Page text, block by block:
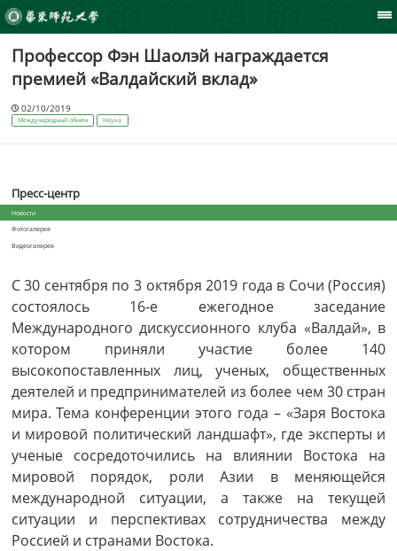
Профессор Фэн Шаолэй награждается
премией «Валдайский вклад»
02/10/2019
Международный обмен Наука
Пресс-центр
Новости
Фотогалерея
Видеогалерея
С 30 сентября по 3 октября 2019 года в Сочи (Россия)
состоялось 16-е ежегодное заседание
Международного дискуссионного клуба «Валдай», в
котором приняли участие более 140
высокопоставленных лиц, ученых, общественных
деятелей и предпринимателей из более чем 30 стран
мира. Тема конференции этого года – «Заря Востока
и мировой политический ландшафт», где эксперты и
ученые сосредоточились на влиянии Востока на
мировой порядок, роли Азии в меняющейся
международной ситуации, а также на текущей
ситуации и перспективах сотрудничества между
Россией и странами Востока.